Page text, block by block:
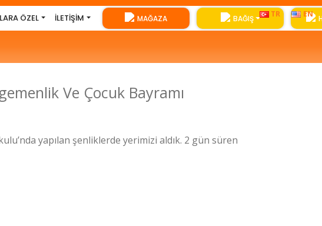
ÖZEL İLETIŞIM MAĞAZA BAĞIŞ TR EN
Ve Çocuk Bayramı
yapılan şenliklerde yerimizi aldık. 2 gün süren